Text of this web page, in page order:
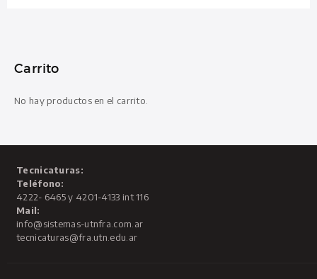
Carrito
No hay productos en el carrito.
Tecnicaturas:
Teléfono:
4222- 6465 y 4201-4133 int 116
Mail:
info@sistemas-utnfra.com.ar
tecnicaturas@fra.utn.edu.ar